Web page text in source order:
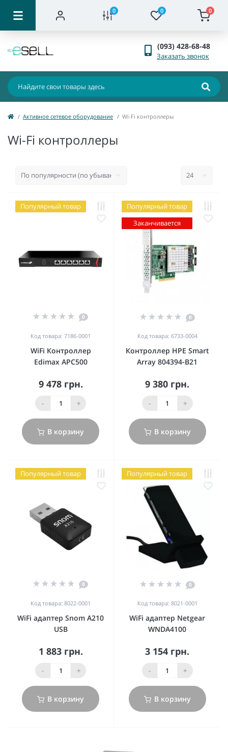
0 0 0
(093) 428-68-48
Заказать звонок
Активное сетевое оборудование Wi-Fi контроллеры
Wi-Fi контроллеры
Популярный товар
0
Код товара: 7186-0001
WiFi Контроллер
Edimax APC500
9 478 грн.
- +
В корзину
Популярный товар
Заканчивается
0
Код товара: 6733-0004
Контроллер HPE Smart
Array 804394-B21
9 380 грн.
- +
В корзину
Популярный товар
0
Код товара: 8022-0001
WiFi адаптер Snom A210
USB
1 883 грн.
- +
В корзину
Популярный товар
0
Код товара: 8021-0001
WiFi адаптер Netgear
WNDA4100
3 154 грн.
- +
В корзину